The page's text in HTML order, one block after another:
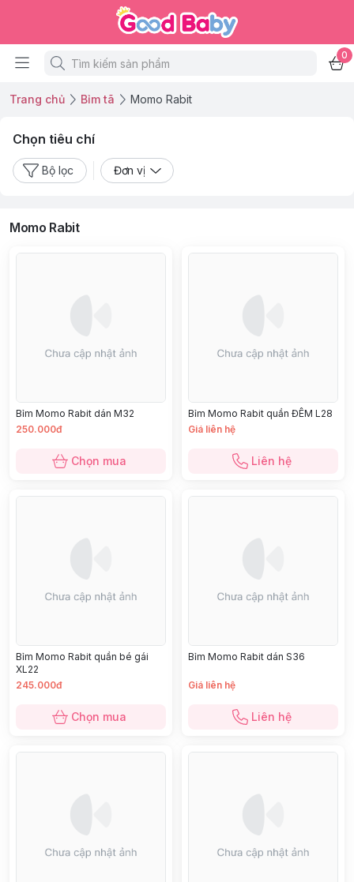
0
Trang chủ Bỉm tã Momo Rabit
Chọn tiêu chí
Bộ lọc Đơn vị
Momo Rabit
Bỉm Momo Rabit dán M32
250.000đ
Chọn mua
Bỉm Momo Rabit quần ĐÊM L28
Giá liên hệ
Liên hệ
Bỉm Momo Rabit quần bé gái
XL22
245.000đ
Chọn mua
Bỉm Momo Rabit dán S36
Giá liên hệ
Liên hệ